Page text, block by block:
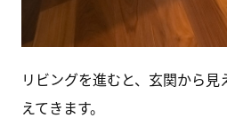
リビングを進むと、玄関から
えてきます。